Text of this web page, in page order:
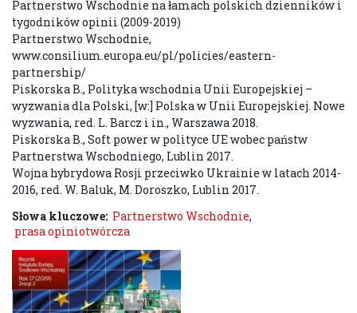
Partnerstwo Wschodnie na łamach polskich dzienników i
tygodników opinii (2009-2019)
Partnerstwo Wschodnie,
www.consilium.europa.eu/pl/policies/eastern-
partnership/
Piskorska B., Polityka wschodnia Unii Europejskiej –
wyzwania dla Polski, [w:] Polska w Unii Europejskiej. Nowe
wyzwania, red. L. Barcz i in., Warszawa 2018.
Piskorska B., Soft power w polityce UE wobec państw
Partnerstwa Wschodniego, Lublin 2017.
Wojna hybrydowa Rosji przeciwko Ukrainie w latach 2014-
2016, red. W. Baluk, M. Doroszko, Lublin 2017.
Słowa kluczowe: Partnerstwo Wschodnie,
prasa opiniotwórcza